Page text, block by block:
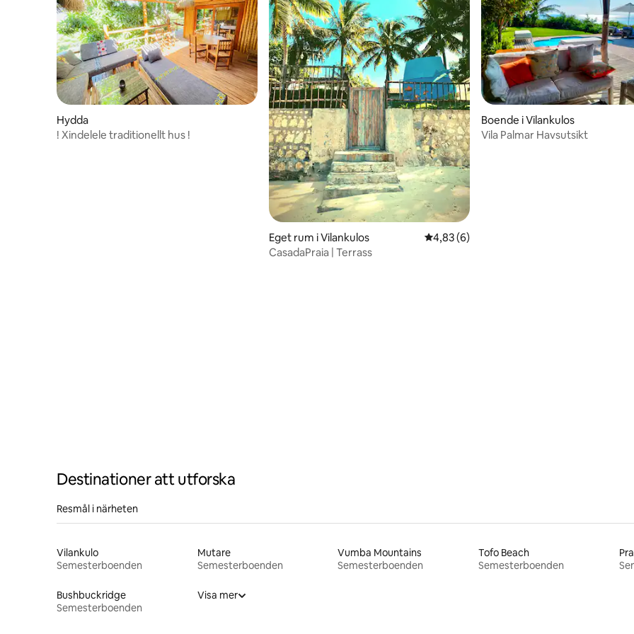
Hydda
! Xindelele traditionellt hus !
Eget rum i Vilankulos 4,83 av 5 i genomsnittligt betyg, 6
4,83 (6)
CasadaPraia | Terrass
Boende i Vilankulos
Vila Palmar Havsutsikt
Destinationer att utforska
Resmål i närheten
Vilankulo
Semesterboenden
Mutare
Semesterboenden
Vumba Mountains
Semesterboenden
Tofo Beach
Semesterboenden
Bushbuckridge
Semesterboenden
Visa mer